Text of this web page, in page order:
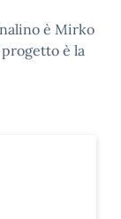
è Mirko
è la